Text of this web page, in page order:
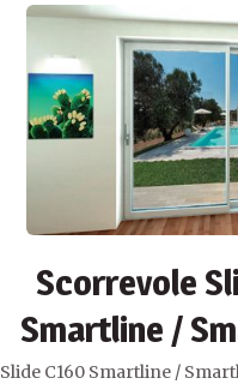
Scorrevole
Smartline /
Slide C160 Smartline /